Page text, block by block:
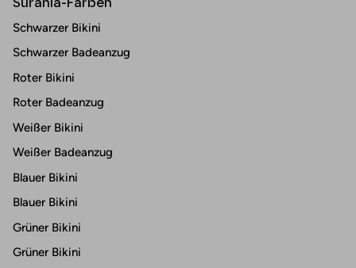
Schwarzer Bikini
Schwarzer Badeanzug
Roter Bikini
Roter Badeanzug
Weißer Bikini
Weißer Badeanzug
Blauer Bikini
Blauer Bikini
Grüner Bikini
Grüner Bikini